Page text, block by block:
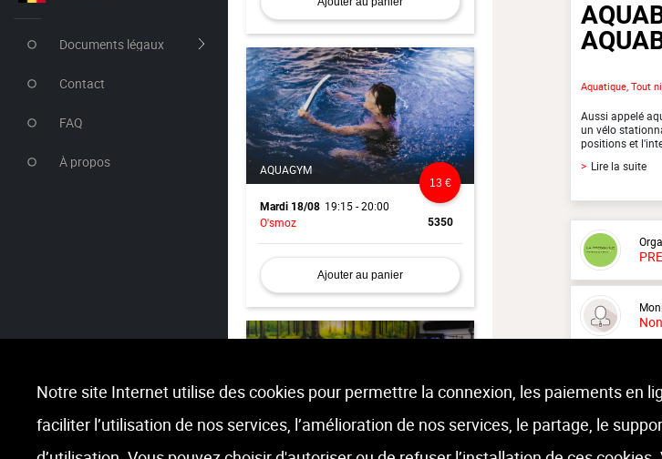
Documents légaux
Contact
FAQ
À propos AQUAGYM
Mardi 18/08 19:15 - 20:00
O'smoz
5350
13 €
Ajouter au panier
11 €
Aquatique, Tout
Aussi appelé
un vélo
positions et
> Lire la suite
Notre site Internet utilise des cookies pour permettre la connexion, les paiements en
faciliter l’utilisation de nos services, l’amélioration de nos services, le partage, le